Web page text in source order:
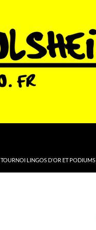
TOURNOI LINGOS D’OR ET PODIUMS